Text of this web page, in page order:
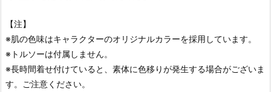
【注】
※肌の色味はキャラクターのオリジナルカラーを採用しています。
※トルソーは付属しません。
※長時間着せ付けていると、素体に色移りが発生する場合がございま
す。ご注意ください。